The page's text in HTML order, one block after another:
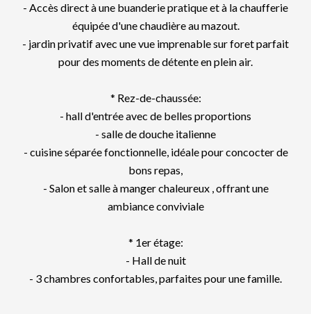
- Accès direct à une buanderie pratique et à la chaufferie
équipée d'une chaudière au mazout.
- jardin privatif avec une vue imprenable sur foret parfait
pour des moments de détente en plein air.
* Rez-de-chaussée:
- hall d'entrée avec de belles proportions
- salle de douche italienne
- cuisine séparée fonctionnelle, idéale pour concocter de
bons repas,
- Salon et salle à manger chaleureux , offrant une
ambiance conviviale
* 1er étage:
- Hall de nuit
- 3 chambres confortables, parfaites pour une famille.